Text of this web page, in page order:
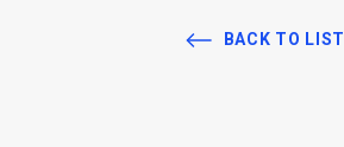
BACK TO LIST